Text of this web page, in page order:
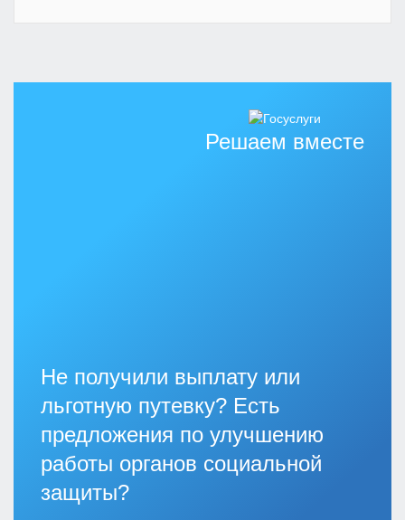
Решаем вместе
Не получили выплату или
льготную путевку? Есть
предложения по улучшению
работы органов социальной
защиты?